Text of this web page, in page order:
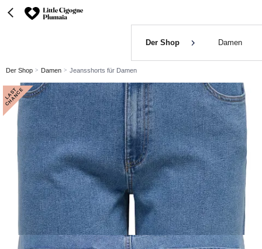
Der Shop Damen
Der Shop Damen Jeansshorts für Damen
L
A
S
T
C
H
A
N
C
E